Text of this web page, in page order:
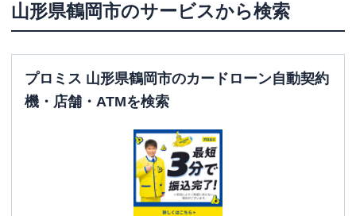
山形県鶴岡市のサービスから検索
プロミス 山形県鶴岡市のカードローン自動契約
機・店舗・ATMを検索